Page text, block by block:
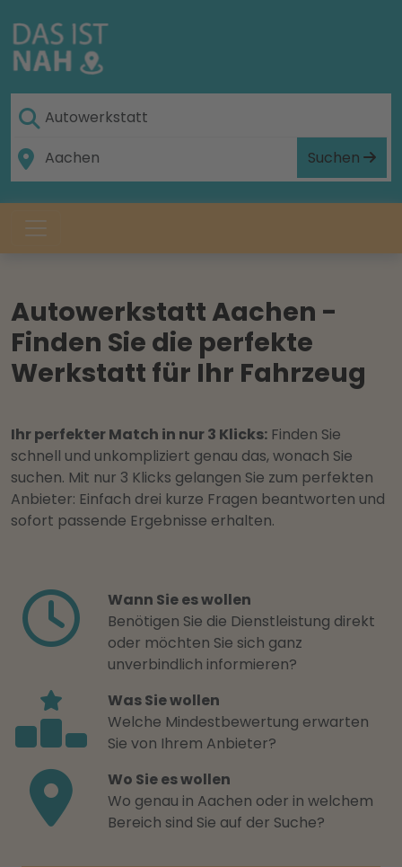
Suchen
Autowerkstatt Aachen -
Finden Sie die perfekte
Werkstatt für Ihr Fahrzeug
Ihr perfekter Match in nur 3 Klicks: Finden Sie
schnell und unkompliziert genau das, wonach Sie
suchen. Mit nur 3 Klicks gelangen Sie zum perfekten
Anbieter: Einfach drei kurze Fragen beantworten und
sofort passende Ergebnisse erhalten.
Wann Sie es wollen
Benötigen Sie die Dienstleistung direkt
oder möchten Sie sich ganz
unverbindlich informieren?
Was Sie wollen
Welche Mindestbewertung erwarten
Sie von Ihrem Anbieter?
Wo Sie es wollen
Wo genau in Aachen oder in welchem
Bereich sind Sie auf der Suche?